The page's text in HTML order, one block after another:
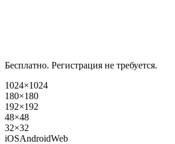
Бесплатно. Регистрация не требуется.
1024×1024
180×180
192×192
48×48
32×32
iOSAndroidWeb